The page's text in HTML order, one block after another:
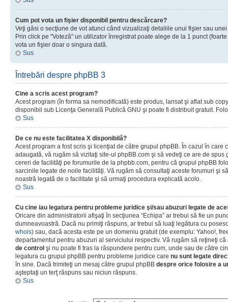
Cum pot vota un fişier disponibil pentru descărcare?
Veţi găsi o secţiune de vot atunci când vizualizaţi detaliile unui fişier sau
Prin click pe "Voteză" un utilizator înregistrat poate alege de la 1 punct
vota un fişier doar o singura dată.
Sus
Întrebări despre phpBB 3
Cine a scris acest program?
Acest program (în forma sa nemodificată) este produs, lansat şi aflat sub
disponibil sub Licenţa Generală Publică GNU şi poate fi distribuit gratuit.
Sus
De ce nu este facilitatea X disponibilă?
Acest program a fost scris şi licenţiat de către grupul phpBB. În cazul în care
adaugată, vă rugăm să vizitaţi site-ul phpBB.com şi să vedeţi ce are de
cereri de facilităţi pe forumurile de la phpbb.com, pentru că grupul phpBB
sarcinile legate de noile facilităţi. Vă rugăm să consultaţi aceste forumuri şi
noastră legată de o facilitate şi să urmaţi procedura explicată acolo.
Sus
Cu cine iau legatura pentru probleme juridice şi/sau abuzuri legate de
Oricare din administratorii afişaţi în secţiunea “Echipa” ar trebui să fie un
dumneavoastră. Dacă nu primiţi răspuns, ar trebui să luaţi legătura cu
whois) sau, dacă acesta este pe un domeniu gratuit (de exemplu: Yahoo!,
departamentul pentru abuzuri al serviciului respectiv. Vă rugăm să reţineţi
de control şi nu poate fi tras la răspundere pentru cum, unde sau de către
legatura cu grupul phpBB pentru probleme juridice care nu sunt legate
în sine. Dacă trimiteţi un mesaj către grupul phpBB despre orice folosire a
aşteptaţi un terţ răspuns sau niciun răspuns.
Sus